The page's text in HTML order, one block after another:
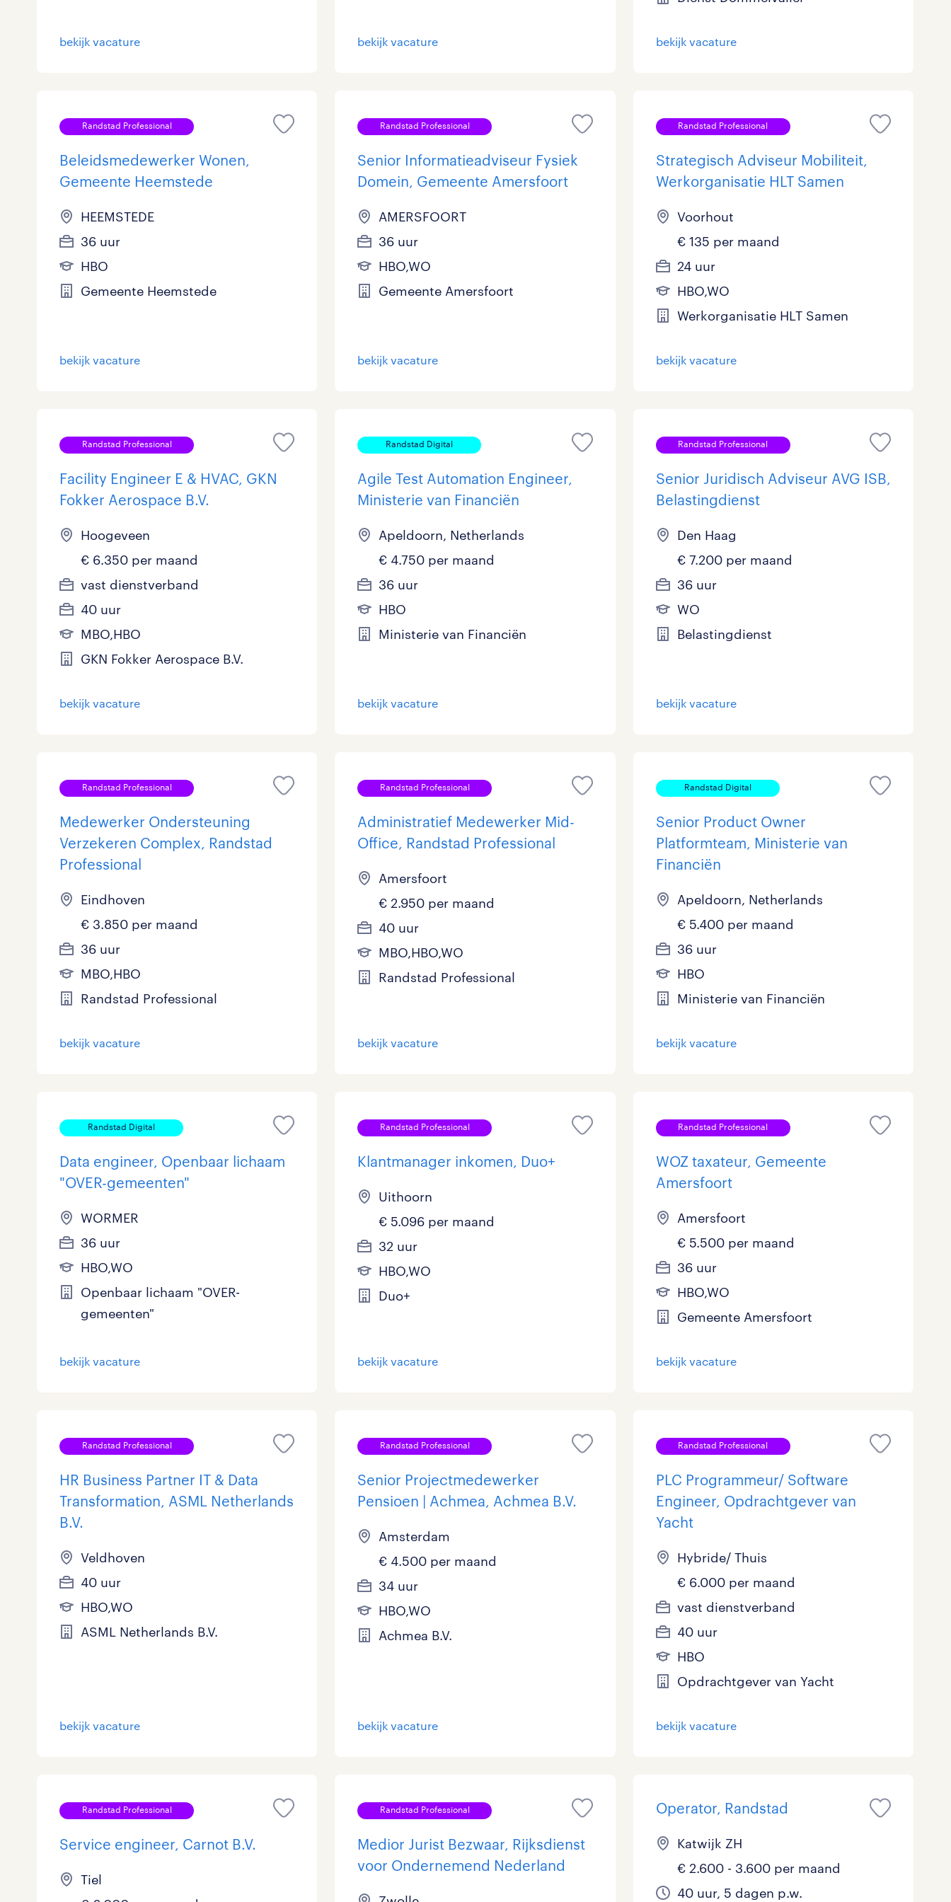
Onderwijs Overheid
Secretarieel 27 Supply chain & procurement Techniek 308
Webcare Zorg / Verpleging
toon 3.678 resultaten
bekijk vacature bekijk vacature bekijk vacature
Randstad Professional
Beleidsmedewerker Wonen,
Gemeente Heemstede
HEEMSTEDE
36 uur
HBO
Gemeente Heemstede
bekijk vacature
Randstad Professional
Senior Informatieadviseur Fysiek
Domein, Gemeente Amersfoort
AMERSFOORT
36 uur
HBO,WO
Gemeente Amersfoort
bekijk vacature
Randstad Professional
Strategisch Adviseur Mobiliteit,
Werkorganisatie HLT Samen
Voorhout
€ 135 per maand
24 uur
HBO,WO
Werkorganisatie HLT Samen
bekijk vacature
Randstad Professional
Facility Engineer E & HVAC, GKN
Fokker Aerospace B.V.
Hoogeveen
€ 6.350 per maand
vast dienstverband
40 uur
MBO,HBO
GKN Fokker Aerospace B.V.
bekijk vacature
Randstad Digital
Agile Test Automation Engineer,
Ministerie van Financiën
Apeldoorn, Netherlands
€ 4.750 per maand
36 uur
HBO
Ministerie van Financiën
bekijk vacature
Randstad Professional
Senior Juridisch Adviseur AVG ISB,
Belastingdienst
Den Haag
€ 7.200 per maand
36 uur
WO
Belastingdienst
bekijk vacature
Randstad Professional
Medewerker Ondersteuning
Verzekeren Complex, Randstad
Professional
Eindhoven
€ 3.850 per maand
36 uur
MBO,HBO
Randstad Professional
bekijk vacature
Randstad Professional
Administratief Medewerker Mid-
Office, Randstad Professional
Amersfoort
€ 2.950 per maand
40 uur
MBO,HBO,WO
Randstad Professional
bekijk vacature
Randstad Digital
Senior Product Owner
Platformteam, Ministerie van
Financiën
Apeldoorn, Netherlands
€ 5.400 per maand
36 uur
HBO
Ministerie van Financiën
bekijk vacature
Randstad Digital
Data engineer, Openbaar lichaam
"OVER-gemeenten"
WORMER
36 uur
HBO,WO
Openbaar lichaam "OVER-
gemeenten"
bekijk vacature
Randstad Professional
Klantmanager inkomen, Duo+
Uithoorn
€ 5.096 per maand
32 uur
HBO,WO
Duo+
bekijk vacature
Randstad Professional
WOZ taxateur, Gemeente
Amersfoort
Amersfoort
€ 5.500 per maand
36 uur
HBO,WO
Gemeente Amersfoort
bekijk vacature
Randstad Professional
HR Business Partner IT & Data
Transformation, ASML Netherlands
B.V.
Veldhoven
40 uur
HBO,WO
ASML Netherlands B.V.
bekijk vacature
Randstad Professional
Senior Projectmedewerker
Pensioen | Achmea, Achmea B.V.
Amsterdam
€ 4.500 per maand
34 uur
HBO,WO
Achmea B.V.
bekijk vacature
Randstad Professional
PLC Programmeur/ Software
Engineer, Opdrachtgever van
Yacht
Hybride/ Thuis
€ 6.000 per maand
vast dienstverband
40 uur
HBO
Opdrachtgever van Yacht
bekijk vacature
Randstad Professional
Service engineer, Carnot B.V.
Tiel
Randstad Professional
Medior Jurist Bezwaar, Rijksdienst
voor Ondernemend Nederland
Operator, Randstad
Katwijk ZH
€ 2.600 - 3.600 per maand
40 uur, 5 dagen p.w.